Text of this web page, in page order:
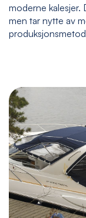
moderne kalesjer.
men tar nytte av